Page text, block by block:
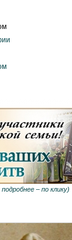
подробнее – по клику)